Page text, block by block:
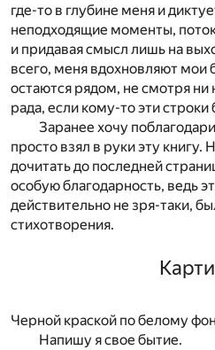
где-то в глубине меня и
неподходящие моменты,
и придавая смысл лишь на
всего, меня вдохновляют мои
остаются рядом, не смотря ни
рада, если кому-то эти
Заранее хочу
просто взял в руки эту книгу.
дочитать до последней
особую благодарность, ведь
действительно не зря-таки,
стихотворения.
Черной краской по белому
Напишу я свое бытие.